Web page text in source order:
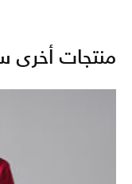
منتجات أخرى